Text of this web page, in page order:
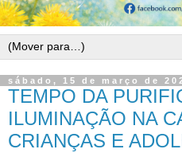
sábado, 15 de março de
TEMPO DA
ILUMINAÇÃO NA
CRIANÇAS E